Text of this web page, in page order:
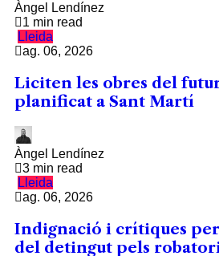
Àngel Lendínez
1 min read
Lleida
ag. 06, 2026
Liciten les obres del
planificat a Sant Martí
Àngel Lendínez
3 min read
Lleida
ag. 06, 2026
Indignació i crítiques
del detingut pels